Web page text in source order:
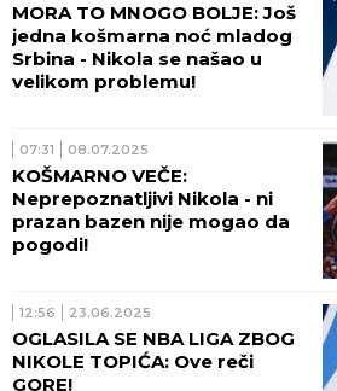
MORA TO MNOGO BOLJE: Još
jedna košmarna noć mladog
Srbina - Nikola se našao u
velikom problemu!
07:31 08.07.2025
KOŠMARNO VEČE:
Neprepoznatljivi Nikola - ni
prazan bazen nije mogao da
pogodi!
12:56 23.06.2025
OGLASILA SE NBA LIGA ZBOG
NIKOLE TOPIĆA: Ove reči
GORE!